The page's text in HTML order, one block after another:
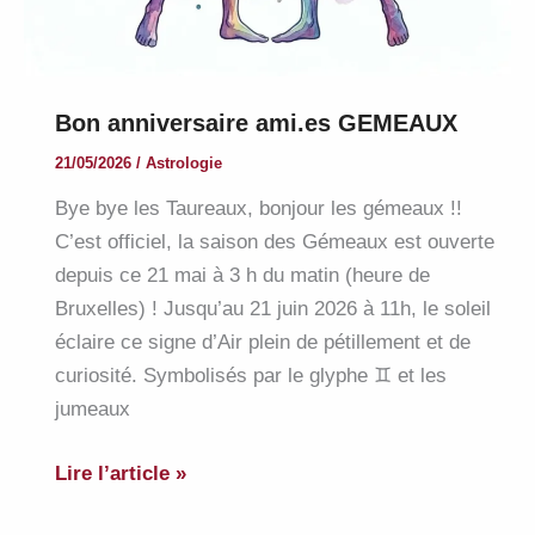
Bon anniversaire ami.es GEMEAUX
21/05/2026 / Astrologie
Bye bye les Taureaux, bonjour les gémeaux !!
C’est officiel, la saison des Gémeaux est ouverte
depuis ce 21 mai à 3 h du matin (heure de
Bruxelles) ! Jusqu’au 21 juin 2026 à 11h, le soleil
éclaire ce signe d’Air plein de pétillement et de
curiosité. Symbolisés par le glyphe ♊ et les
jumeaux
Bon
Lire l’article »